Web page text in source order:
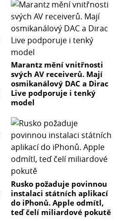
Marantz mění vnitřnosti
svých AV receiverů. Mají
osmikanálový DAC a Dirac
Live podporuje i tenký
model
Rusko požaduje povinnou
instalaci státních aplikací
do iPhonů. Apple odmítl,
teď čelí miliardové pokutě